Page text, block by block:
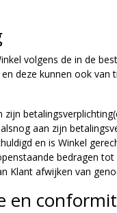
volgens de in de
deze kunnen ook
zijn
aan zijn
en is Winkel
bedragen
Klant afwijken van
en